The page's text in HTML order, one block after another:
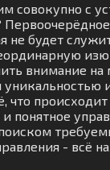
совокупно с
не будет
внимание
уникальностью
что
понятное
- всё